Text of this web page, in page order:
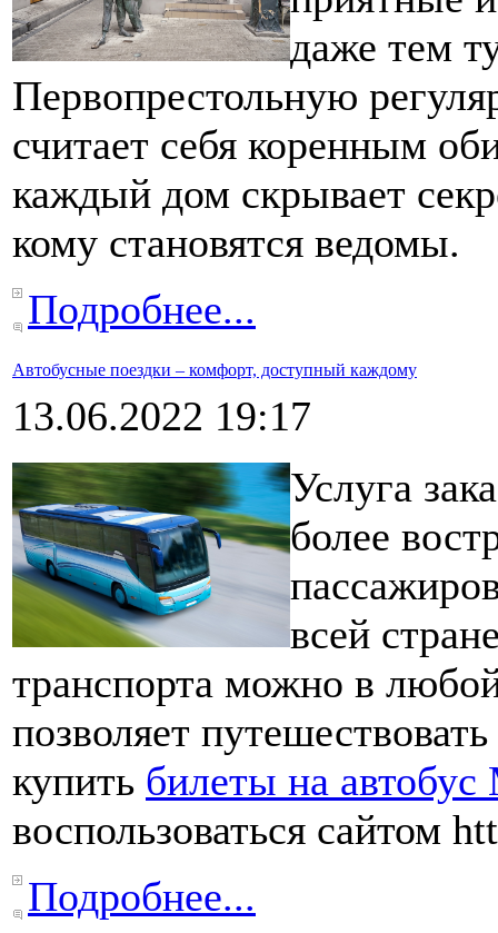
даже тем
Первопрестольную
считает себя коренным
каждый дом скрывает
кому становятся ведомы.
Подробнее...
Автобусные поездки – комфорт, доступный каждому
13.06.2022 19:17
Услуга
более
всей
транспорта можно в
позволяет
купить билеты на
воспользоваться сайтом
Подробнее...